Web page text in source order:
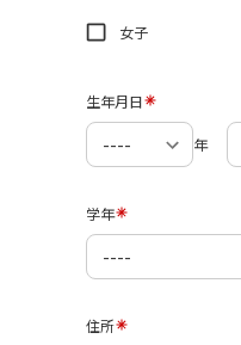
女子
生年月日
年
学年
住所